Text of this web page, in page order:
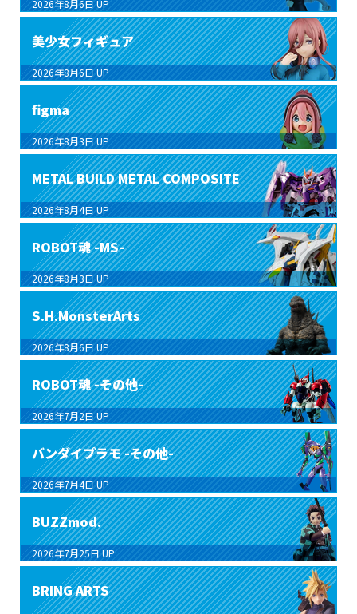
2026年8月6日 UP
美少女フィギュア
2026年8月6日 UP
figma
2026年8月3日 UP
METAL BUILD METAL COMPOSITE
2026年8月4日 UP
ROBOT魂 -MS-
2026年8月3日 UP
S.H.MonsterArts
2026年8月6日 UP
ROBOT魂 -その他-
2026年7月2日 UP
バンダイプラモ -その他-
2026年7月4日 UP
BUZZmod.
2026年7月25日 UP
BRING ARTS